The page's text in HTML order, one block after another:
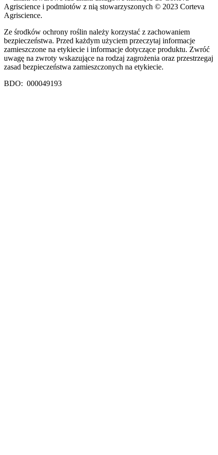
Agriscience i podmiotów z nią stowarzyszonych © 2023 Corteva
Agriscience.
Ze środków ochrony roślin należy korzystać z zachowaniem
bezpieczeństwa. Przed każdym użyciem przeczytaj informacje
zamieszczone na etykiecie i informacje dotyczące produktu. Zwróć
uwagę na zwroty wskazujące na rodzaj zagrożenia oraz przestrzegaj
zasad bezpieczeństwa zamieszczonych na etykiecie.
BDO: 000049193